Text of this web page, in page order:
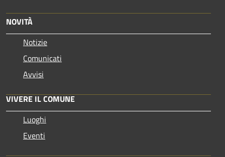
NOVITÀ
Notizie
Comunicati
Avvisi
VIVERE IL COMUNE
Luoghi
Eventi